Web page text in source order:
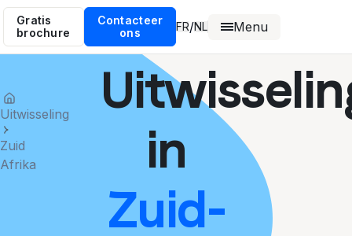
Gratis
brochure
Contacteer
ons
FR/NL Menu
Uitwisseling
Zuid
Afrika
in
Zuid-